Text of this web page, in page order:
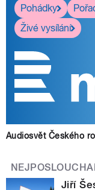
Pohádky
Živé vysílání
Audiosvět Českého
Jiří